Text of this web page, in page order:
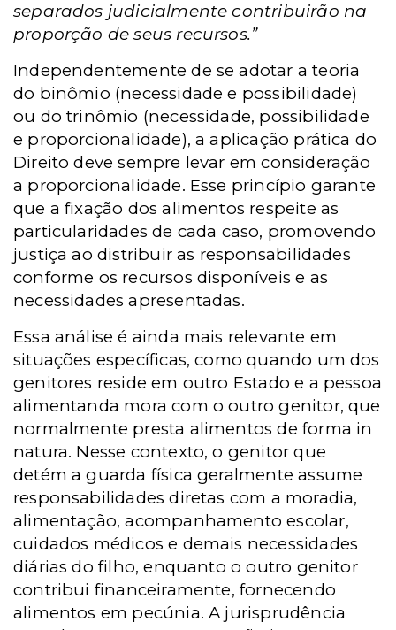
separados judicialmente contribuirão na
proporção de seus recursos.”
Independentemente de se adotar a teoria
do binômio (necessidade e possibilidade)
ou do trinômio (necessidade, possibilidade
e proporcionalidade), a aplicação prática do
Direito deve sempre levar em consideração
a proporcionalidade. Esse princípio garante
que a fixação dos alimentos respeite as
particularidades de cada caso, promovendo
justiça ao distribuir as responsabilidades
conforme os recursos disponíveis e as
necessidades apresentadas.
Essa análise é ainda mais relevante em
situações específicas, como quando um dos
genitores reside em outro Estado e a pessoa
alimentanda mora com o outro genitor, que
normalmente presta alimentos de forma in
natura. Nesse contexto, o genitor que
detém a guarda física geralmente assume
responsabilidades diretas com a moradia,
alimentação, acompanhamento escolar,
cuidados médicos e demais necessidades
diárias do filho, enquanto o outro genitor
contribui financeiramente, fornecendo
alimentos em pecúnia. A jurisprudência